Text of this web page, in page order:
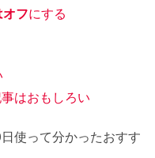
フにする
はおもしろい